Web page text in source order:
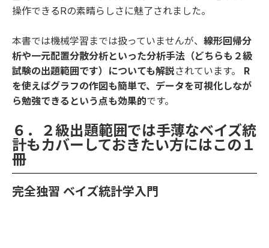
操作できるRの素晴らしさに魅了されました。
本書では機械学習までは扱っていませんが、 線形回帰分
析や一元配置分散分析といった分析手法（どちらも２級
試験の出題範囲です）についても解説されています。 R
を使えばグラフの作図も簡単で、データを可視化しなが
ら勉強できるという点も効果的です。
６．２級出題範囲では手薄なベイズ統
計もカバーしておきたい方にはこの１
冊
完全独習 ベイズ統計学入門